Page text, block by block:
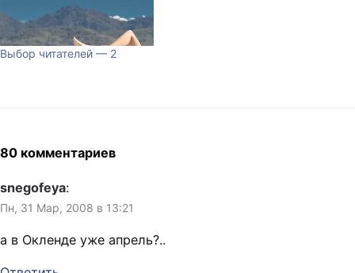
Выбор читателей — 2
80 комментариев
snegofeya:
Пн, 31 Мар, 2008 в 13:21
а в Окленде уже апрель?..